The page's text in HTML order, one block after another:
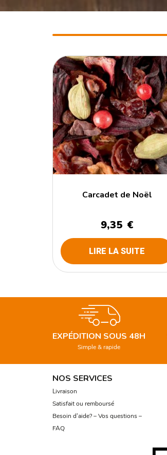
Carcadet de Noël
9,35 €
LIRE LA SUITE
EXPÉDITION SOUS 48H
Simple & rapide
NOS SERVICES
Livraison
Satisfait ou remboursé
Besoin d’aide? – Vos questions –
FAQ